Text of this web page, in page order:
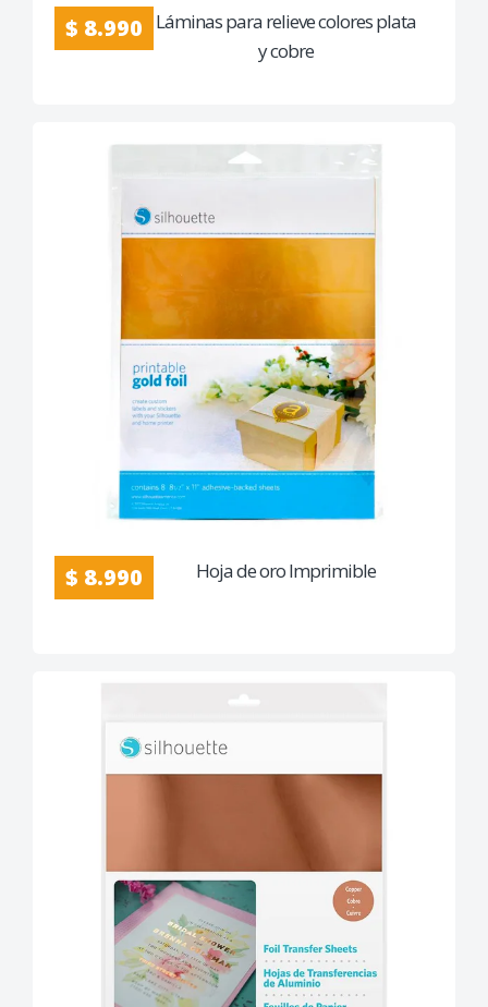
$ 8.990
Láminas para relieve colores plata
y cobre
$ 8.990 Hoja de oro Imprimible